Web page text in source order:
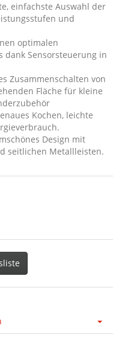
einfachste Auswahl der
und
optimalen
dank Sensorsteuerung in
Zusammenschalten von
Fläche für kleine
Kochen, leichte
Design mit
seitlichen Metallleisten.